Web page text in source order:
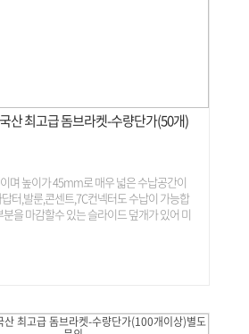
산 최고급 돔브라켓-수량단가(50개)
며 높이가 45mm로 매우 넓은 수납공간이
터,발룬,콘센트,7C컨넥터도 수납이 가능합
을 마감할수 있는 슬라이드 덮개가 있어 미